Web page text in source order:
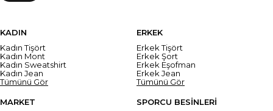
KADIN
Kadın Tişört
Kadın Mont
Kadın Sweatshirt
Kadın Jean
Tümünü Gör
ERKEK
Erkek Tişört
Erkek Şort
Erkek Eşofman
Erkek Jean
Tümünü Gör
MARKET
SPORCU BESİNLERİ